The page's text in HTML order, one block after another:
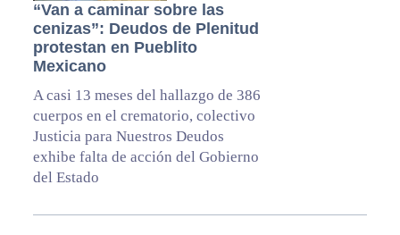
“Van a caminar sobre las
cenizas”: Deudos de Plenitud
protestan en Pueblito
Mexicano
A casi 13 meses del hallazgo de 386
cuerpos en el crematorio, colectivo
Justicia para Nuestros Deudos
exhibe falta de acción del Gobierno
del Estado